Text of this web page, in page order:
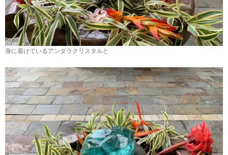
身に着けているアンダラクリスタルと